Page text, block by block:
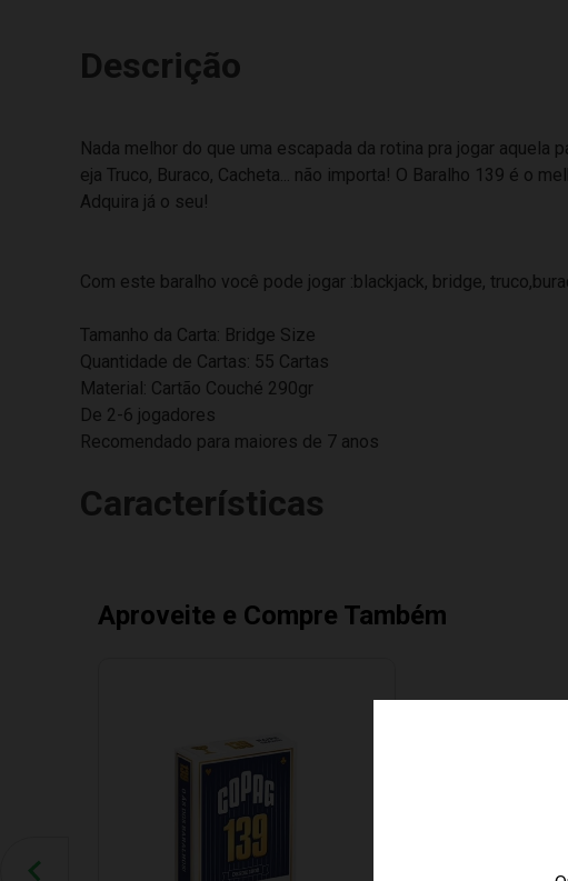
Descrição
Nada melhor do que uma escapada da rotina pra jogar
eja Truco, Buraco, Cacheta... não importa! O Baralho 139 é o
Adquira já o seu!
Com este baralho você pode jogar :blackjack, bridge,
Tamanho da Carta: Bridge Size
Quantidade de Cartas: 55 Cartas
Material: Cartão Couché 290gr
De 2-6 jogadores
Recomendado para maiores de 7 anos
Características
Aproveite e Compre Também